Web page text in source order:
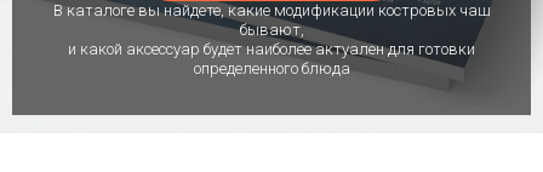
В каталоге вы найдете, какие модификации костровых чаш
бывают,
и какой аксессуар будет наиболее актуален для готовки
определенного блюда